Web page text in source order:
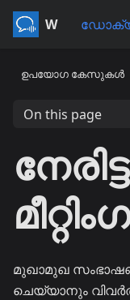
Whisperr
ഉപയോഗ കേസുകൾ
On this page
മുഖാമുഖ
ചെയ്യാനും